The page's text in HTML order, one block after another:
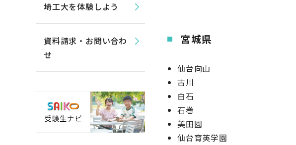
宮城県
仙台向山
古川
白石
石巻
美田園
仙台育英学園
埼工大を体験しよう
資料請求・お問い合わ
せ